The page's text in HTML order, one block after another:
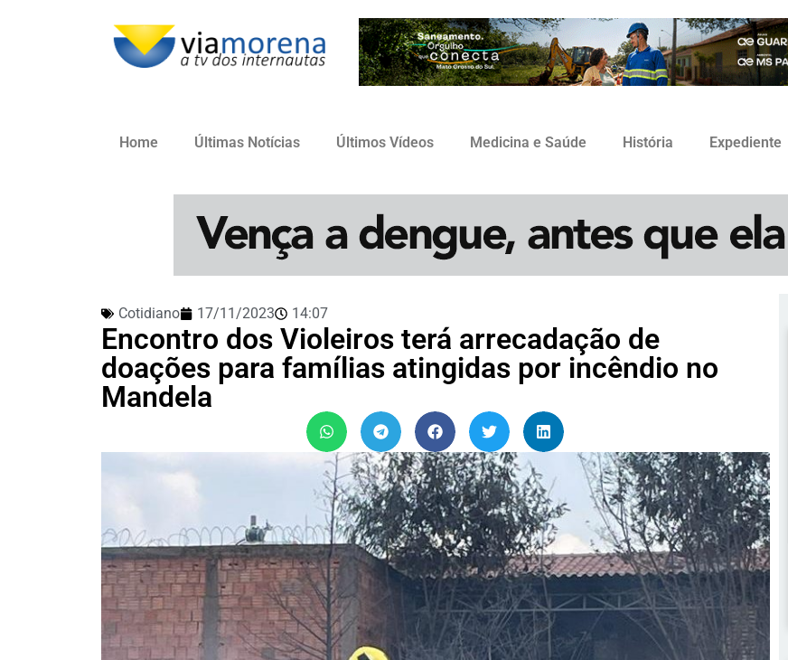
Home Últimas Notícias Últimos Vídeos Medicina e Saúde História Expediente
Cotidiano 17/11/2023 14:07
Encontro dos Violeiros terá arrecadação de
doações para famílias atingidas por incêndio no
Mandela